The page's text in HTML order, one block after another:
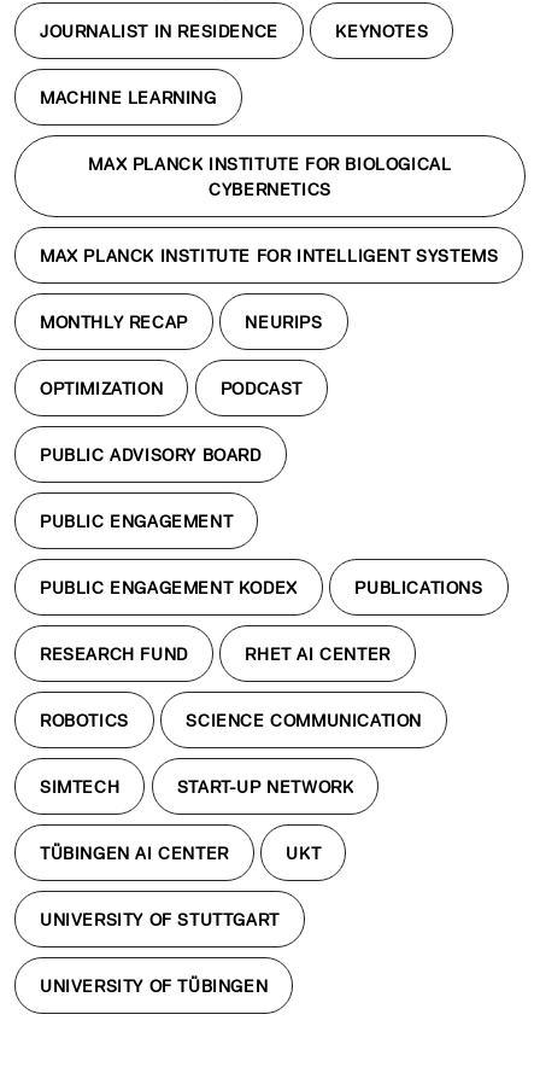
JOURNALIST IN RESIDENCE KEYNOTES
MACHINE LEARNING
MAX PLANCK INSTITUTE FOR BIOLOGICAL
CYBERNETICS
MAX PLANCK INSTITUTE FOR INTELLIGENT SYSTEMS
MONTHLY RECAP NEURIPS
OPTIMIZATION PODCAST
PUBLIC ADVISORY BOARD
PUBLIC ENGAGEMENT
PUBLIC ENGAGEMENT KODEX PUBLICATIONS
RESEARCH FUND RHET AI CENTER
ROBOTICS SCIENCE COMMUNICATION
SIMTECH START-UP NETWORK
TÜBINGEN AI CENTER UKT
UNIVERSITY OF STUTTGART
UNIVERSITY OF TÜBINGEN